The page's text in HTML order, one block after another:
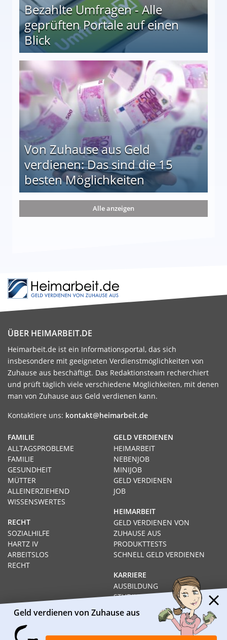
Bezahlte Umfragen - Alle
geprüften Portale auf einen
Blick
auf einen Blick
Von Zuhause aus Geld
verdienen: Das sind die 15
besten Möglichkeiten
die 15 besten Möglichkeiten
Alle anzeigen
ÜBER HEIMARBEIT.DE
Heimarbeit.de ist ein Informationsportal, das sich
insbesondere mit geeigneten Verdienstmöglichkeiten von
Zuhause aus beschäftigt. Das Redaktionsteam recherchiert
und prüft täglich viele verschiedene Möglichkeiten, mit denen
man von Zuhause aus Geld verdienen kann.
Kontaktiere uns: kontakt@heimarbeit.de
GELD VERDIENEN
HEIMARBEIT
NEBENJOB
MINIJOB
GELD VERDIENEN
JOB
HEIMARBEIT
GELD VERDIENEN VON
ZUHAUSE AUS
PRODUKTTESTS
SCHNELL GELD VERDIENEN
KARRIERE
AUSBILDUNG
STUDIUM
GEHÄLTER
FAMILIE
ALLTAGSPROBLEME
FAMILIE
GESUNDHEIT
MÜTTER
ALLEINERZIEHEND
WISSENSWERTES
RECHT
SOZIALHILFE
HARTZ IV
ARBEITSLOS
RECHT
Geld verdienen von Zuhause aus